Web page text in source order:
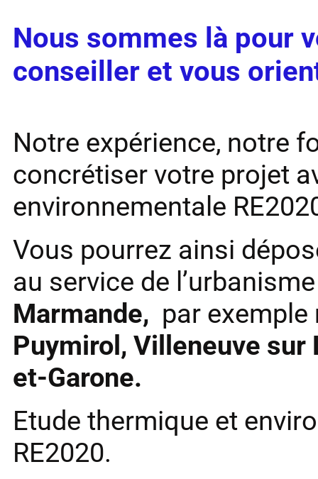
Nous sommes là pour
conseiller et vous
Notre expérience, notre
concrétiser votre projet
environnementale
Vous pourrez ainsi
au service de
Marmande, par
Puymirol, Villeneuve sur
et-Garone.
Etude thermique et
RE2020.